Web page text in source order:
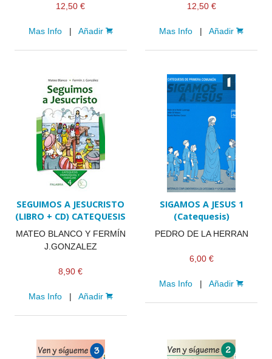
12,50 €
Mas Info| Añadir
12,50 €
Mas Info |Añadir
SEGUIMOS A JESUCRISTO
(LIBRO + CD) CATEQUESIS
MATEO BLANCO Y FERMÍN
J.GONZALEZ
8,90 €
Mas Info| Añadir
SIGAMOS A JESUS 1
(Catequesis)
PEDRO DE LA HERRAN
6,00 €
Mas Info |Añadir